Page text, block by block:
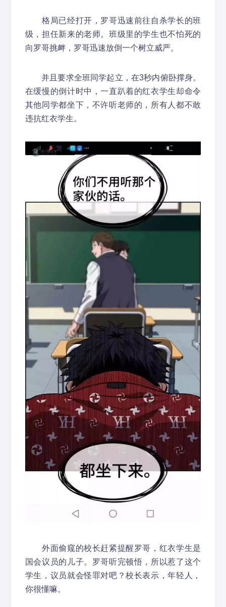
格局已经打开，罗哥迅速前往自杀学长的班
级，担任新来的老师。班级里的学生也不怕死的
向罗哥挑衅，罗哥迅速放倒一个树立威严。
并且要求全班同学起立，在3秒内俯卧撑身。
在缓慢的倒计时中，一直趴着的红衣学生却命令
其他同学都坐下，不许听老师的，所有人都不敢
违抗红衣学生。
外面偷窥的校长赶紧提醒罗哥，红衣学生是
国会议员的儿子。罗哥听完顿悟，所以惹了这个
学生，议员就会怪罪对吧？校长表示，年轻人，
你很懂嘛。